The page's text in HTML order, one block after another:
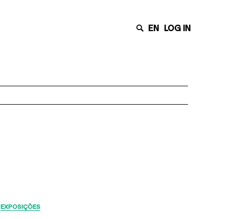
EN LOG IN
EXPOSIÇÕES